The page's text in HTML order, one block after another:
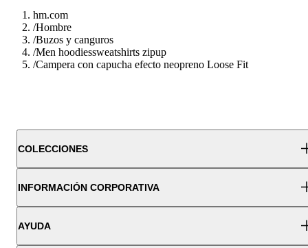
hm.com
/Hombre
/Buzos y canguros
/Men hoodiessweatshirts zipup
/Campera con capucha efecto neopreno Loose Fit
COLECCIONES
INFORMACIÓN CORPORATIVA
AYUDA